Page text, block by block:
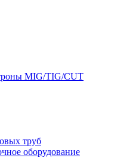
MIG/TIG/CUT
труб
оборудование